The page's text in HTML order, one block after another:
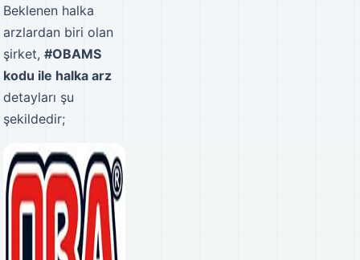
Beklenen halka
arzlardan biri olan
şirket, #OBAMS
kodu ile halka arz
detayları şu
şekildedir;